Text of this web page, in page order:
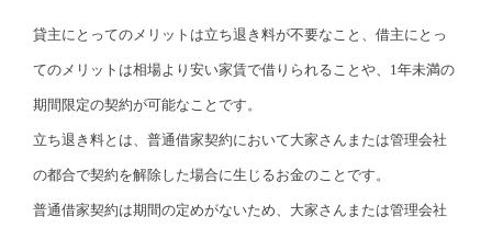
貸主にとってのメリットは立ち退き料が不要なこと、借主にとっ
てのメリットは相場より安い家賃で借りられることや、1年未満の
期間限定の契約が可能なことです。
立ち退き料とは、普通借家契約において大家さんまたは管理会社
の都合で契約を解除した場合に生じるお金のことです。
普通借家契約は期間の定めがないため、大家さんまたは管理会社